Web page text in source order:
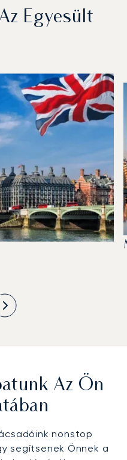
Egyesült
Az Ön
nonstop
segítsenek Önnek a